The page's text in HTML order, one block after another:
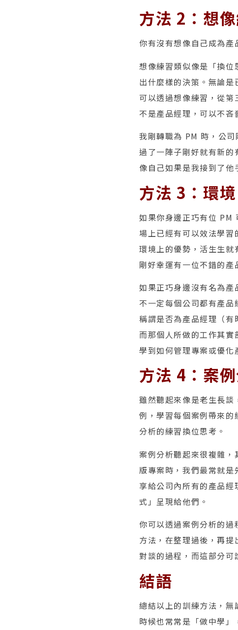
方法 2：想
你有沒有想像自己成為產
想像練習類似像是「換
出什麼樣的決策。無論
可以透過想像練習，從
不是產品經理，可以不
我剛轉職為 PM 時，公
過了一陣子剛好就有新
像自己如果是我接到了他
方法 3：環境
如果你身邊正巧有位 PM
場上已經有可以效法學
環境上的優勢，活生生
剛好幸運有一位不錯的產
如果正巧身邊沒有名為產
不一定每個公司都有產
稱謂是否為產品經理（有
而那個人所做的工作其
學到如何管理專案或優化
方法 4：案
雖然聽起來像是老生長
例，學習每個案例帶來
分析的練習換位思考。
案例分析聽起來很複雜
版專案時，我們最常就
享給公司內所有的產品
式」呈現給他們。
你可以透過案例分析的
方法，在整理過後，再
對談的過程，而這部分可
結語
總結以上的訓練方法，
時候也常常是「做中學